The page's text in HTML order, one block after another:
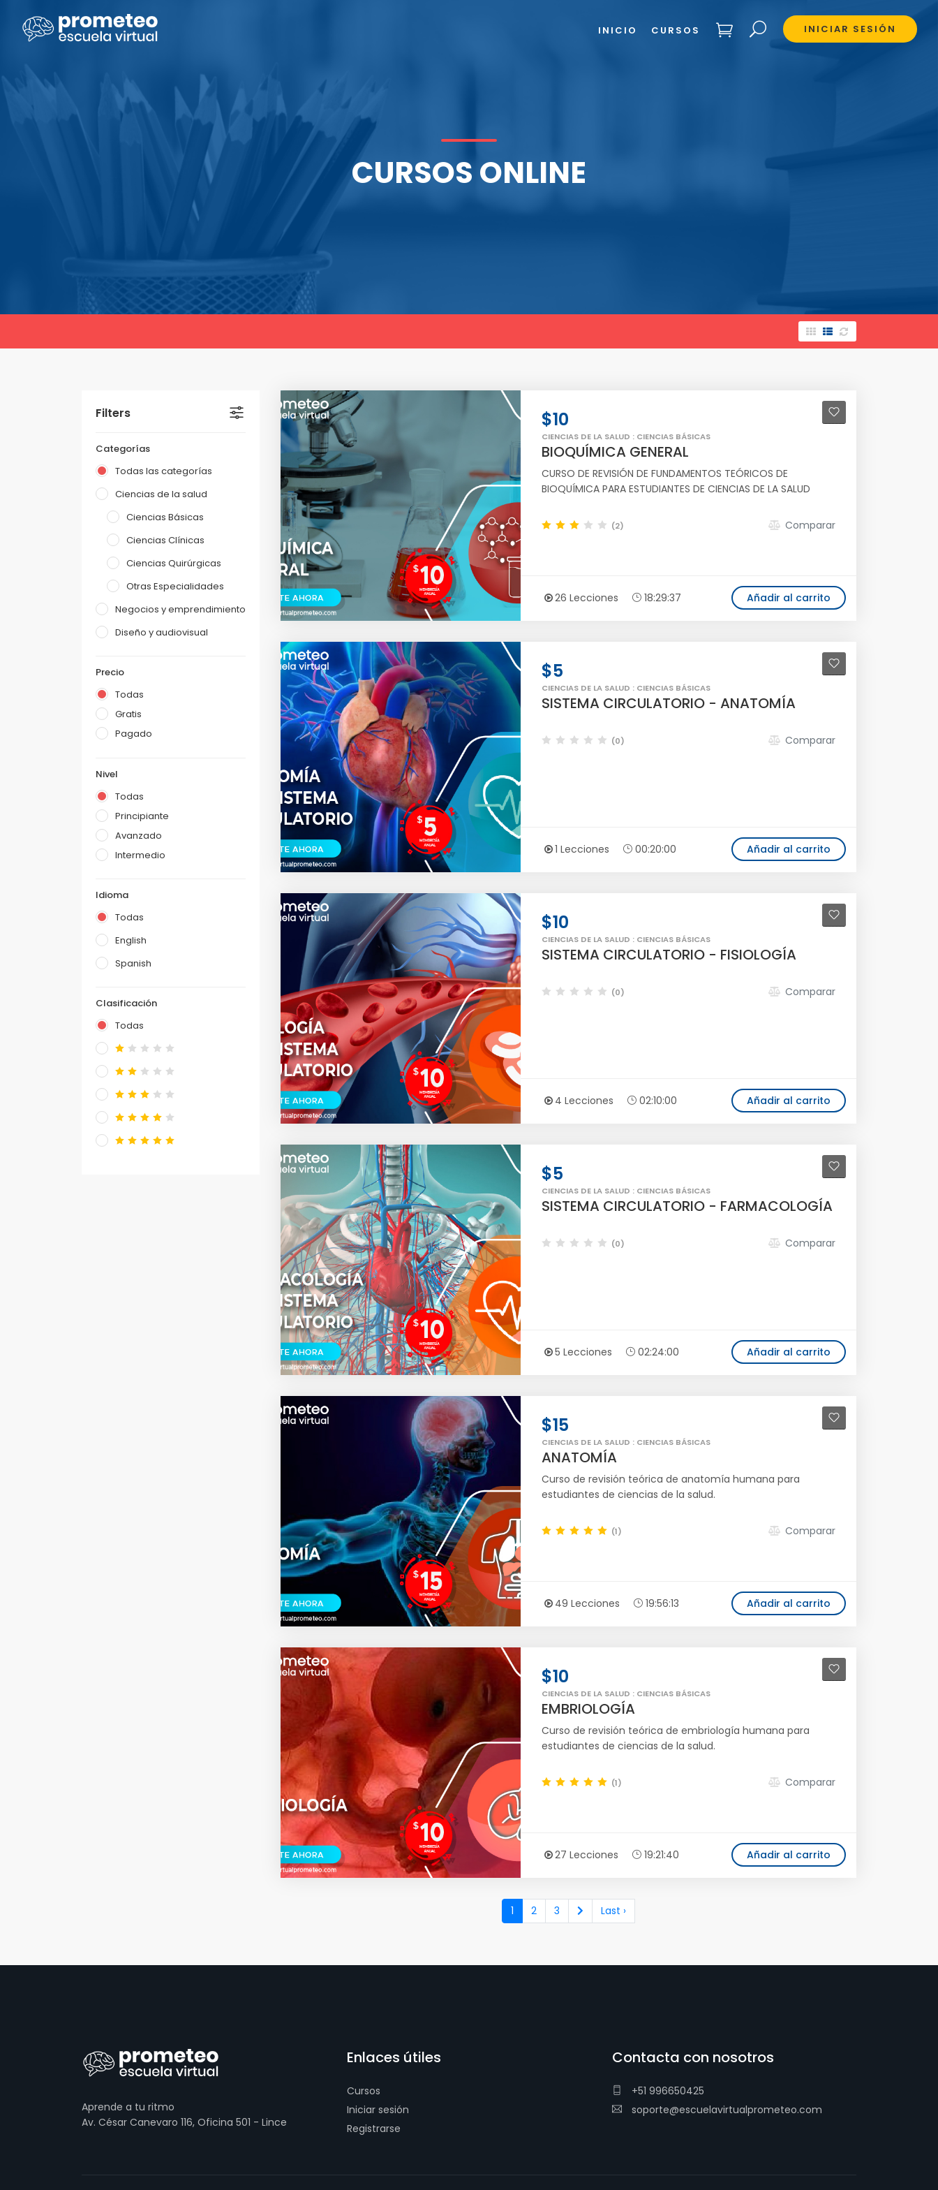
CURSOS ONLINE
Filters
Categorías
Todas las categorías
Ciencias de la salud
Ciencias Básicas
Ciencias Clínicas
Ciencias Quirúrgicas
Otras Especialidades
Negocios y emprendimiento
Diseño y audiovisual
Precio
Todas
Gratis
Pagado
Nivel
Todas
Principiante
Avanzado
Intermedio
Idioma
Todas
English
Spanish
Clasificación
Todas
$10
CIENCIAS DE LA SALUD : CIENCIAS BÁSICAS
BIOQUÍMICA GENERAL
CURSO DE REVISIÓN DE FUNDAMENTOS TEÓRICOS DE
BIOQUÍMICA PARA ESTUDIANTES DE CIENCIAS DE LA SALUD
(2) Comparar
26 Lecciones 18:29:37 Añadir al carrito
$5
CIENCIAS DE LA SALUD : CIENCIAS BÁSICAS
SISTEMA CIRCULATORIO - ANATOMÍA
(0) Comparar
1 Lecciones 00:20:00 Añadir al carrito
$10
CIENCIAS DE LA SALUD : CIENCIAS BÁSICAS
SISTEMA CIRCULATORIO - FISIOLOGÍA
(0) Comparar
4 Lecciones 02:10:00 Añadir al carrito
$5
CIENCIAS DE LA SALUD : CIENCIAS BÁSICAS
SISTEMA CIRCULATORIO - FARMACOLOGÍA
(0) Comparar
5 Lecciones 02:24:00 Añadir al carrito
$15
CIENCIAS DE LA SALUD : CIENCIAS BÁSICAS
ANATOMÍA
Curso de revisión teórica de anatomía humana para
estudiantes de ciencias de la salud.
(1) Comparar
49 Lecciones 19:56:13 Añadir al carrito
$10
CIENCIAS DE LA SALUD : CIENCIAS BÁSICAS
EMBRIOLOGÍA
Curso de revisión teórica de embriología humana para
estudiantes de ciencias de la salud.
(1) Comparar
27 Lecciones 19:21:40 Añadir al carrito
1 2 3 Last ›
Aprende a tu ritmo
Av. César Canevaro 116, Oficina 501 - Lince
Enlaces útiles
Cursos
Iniciar sesión
Registrarse
Contacta con nosotros
+51 996650425
soporte@escuelavirtualprometeo.com
INICIAR SESIÓN
INICIO CURSOS